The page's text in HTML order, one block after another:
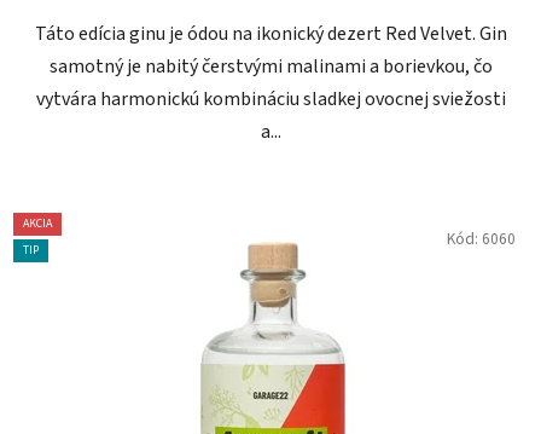
Táto edícia ginu je ódou na ikonický dezert Red Velvet. Gin
samotný je nabitý čerstvými malinami a borievkou, čo
vytvára harmonickú kombináciu sladkej ovocnej sviežosti
a...
AKCIA
TIP
Kód: 6060